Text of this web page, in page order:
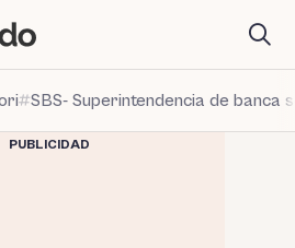
SBS- Superintendencia de banca
PUBLICIDAD